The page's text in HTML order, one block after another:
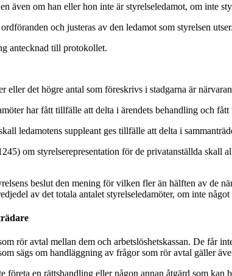
även om han eller hon inte är styrelseledamot, om inte
och justeras av den ledamot som styrelsen utser.
antecknad till protokollet.
det högre antal som föreskrivs i stadgarna är
har fått tillfälle att delta i ärendets behandling och
ledamotens suppleant ges tillfälle att delta i
om styrelserepresentation för de privatanställda
beslut den mening för vilken fler än hälften av de
av det totala antalet styrelseledamöter, om inte
rör avtal mellan dem och arbetslöshetskassan. De får
sägs om handläggning av frågor som rör avtal gäller
företa en rättshandling eller någon annan åtgärd som